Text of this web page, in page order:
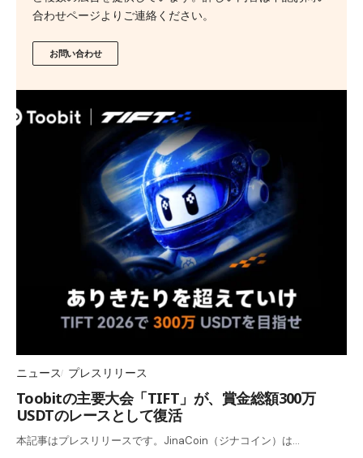
合わせページよりご連絡ください。
お問い合わせ
ニュース プレスリリース
Toobitの主要大会「TIFT」が、賞金総額300万
USDTのレースとして復活
本記事はプレスリリースです。JinaCoin（ジナコイン）は…